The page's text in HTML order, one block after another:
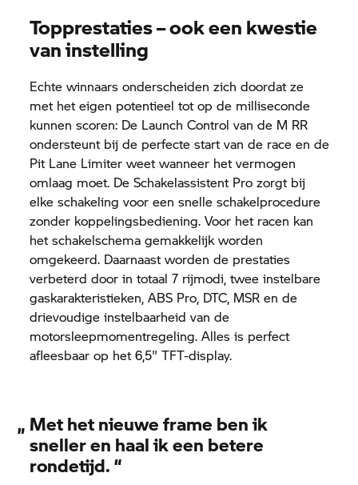
Topprestaties – ook een kwestie
van instelling
Echte winnaars onderscheiden zich doordat ze
met het eigen potentieel tot op de milliseconde
kunnen scoren: De Launch Control van de M RR
ondersteunt bij de perfecte start van de race en de
Pit Lane Limiter weet wanneer het vermogen
omlaag moet. De Schakelassistent Pro zorgt bij
elke schakeling voor een snelle schakelprocedure
zonder koppelingsbediening. Voor het racen kan
het schakelschema gemakkelijk worden
omgekeerd. Daarnaast worden de prestaties
verbeterd door in totaal 7 rijmodi, twee instelbare
gaskarakteristieken, ABS Pro, DTC, MSR en de
drievoudige instelbaarheid van de
motorsleepmomentregeling. Alles is perfect
afleesbaar op het 6,5" TFT-display.
„ Met het nieuwe frame ben ik
sneller en haal ik een betere
rondetijd.“